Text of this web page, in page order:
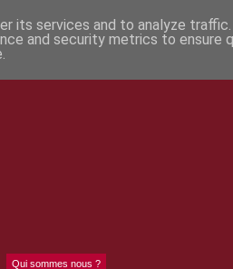
Qui sommes nous ?
its services and to analyze
and security metrics to ensure